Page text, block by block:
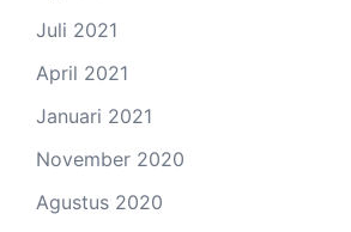
Juli 2021
April 2021
Januari 2021
November 2020
Agustus 2020